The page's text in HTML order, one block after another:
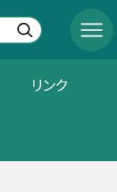
リンク